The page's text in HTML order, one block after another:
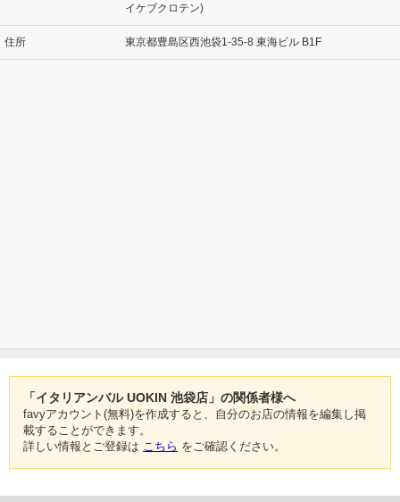
イケブクロテン)
住所 東京都豊島区西池袋1-35-8 東海ビル B1F
「イタリアンバル UOKIN 池袋店」の関係者様へ
favyアカウント(無料)を作成すると、自分のお店の情報を編集し掲
載することができます。
詳しい情報とご登録は こちら をご確認ください。